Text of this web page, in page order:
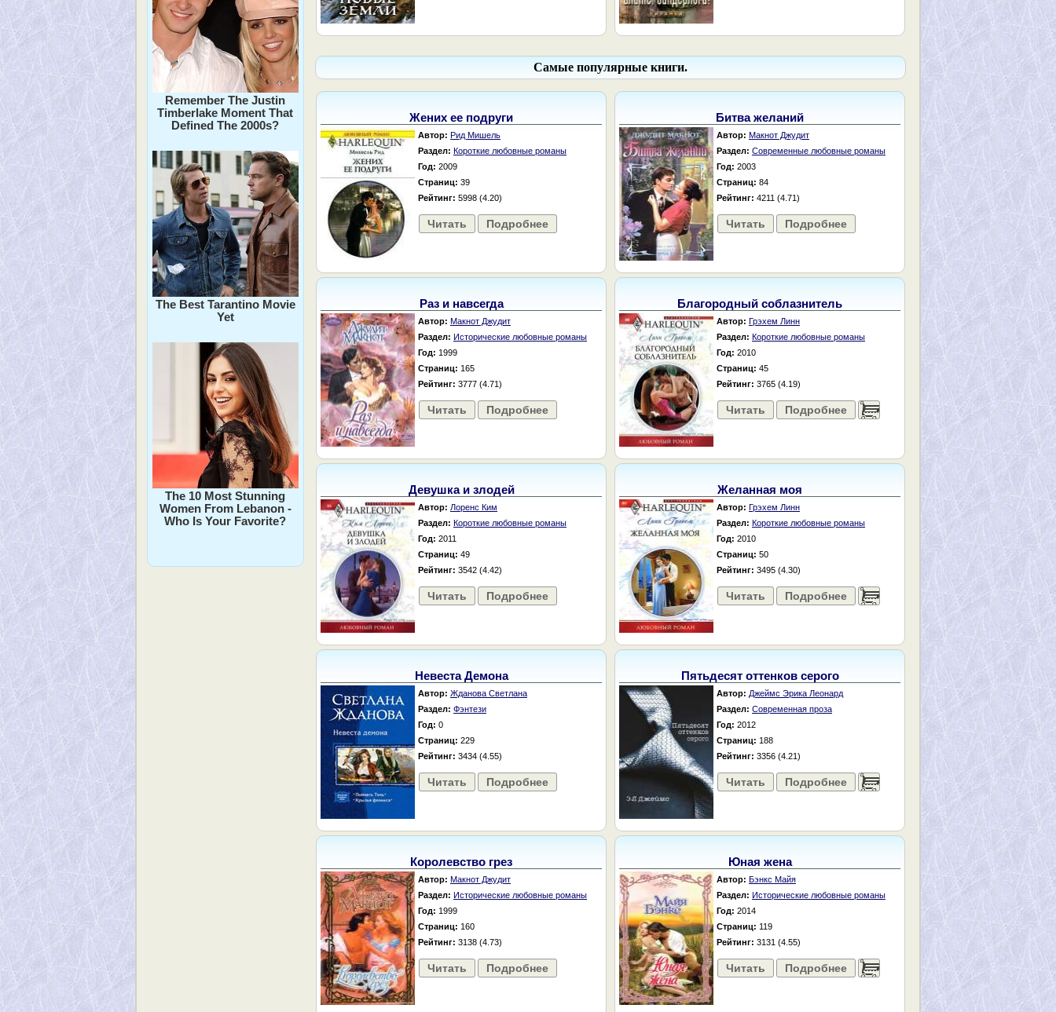
Remember The Justin
Timberlake Moment That
Defined The 2000s?
The Best Tarantino Movie
Yet
The 10 Most Stunning
Women From Lebanon -
Who Is Your Favorite?
Самые популярные книги.
Жених ее подруги
Автор: Рид Мишель
Раздел: Короткие любовные романы
Год: 2009
Страниц: 39
Рейтинг: 5998 (4.20)
Читать Подробнее
Битва желаний
Автор: Макнот Джудит
Раздел: Современные любовные романы
Год: 2003
Страниц: 84
Рейтинг: 4211 (4.71)
Читать Подробнее
Раз и навсегда
Автор: Макнот Джудит
Раздел: Исторические любовные романы
Год: 1999
Страниц: 165
Рейтинг: 3777 (4.71)
Читать Подробнее
Благородный соблазнитель
Автор: Грэхем Линн
Раздел: Короткие любовные романы
Год: 2010
Страниц: 45
Рейтинг: 3765 (4.19)
Читать Подробнее ......
Девушка и злодей
Автор: Лоренс Ким
Раздел: Короткие любовные романы
Год: 2011
Страниц: 49
Рейтинг: 3542 (4.42)
Читать Подробнее
Желанная моя
Автор: Грэхем Линн
Раздел: Короткие любовные романы
Год: 2010
Страниц: 50
Рейтинг: 3495 (4.30)
Читать Подробнее ......
Невеста Демона
Автор: Жданова Светлана
Раздел: Фэнтези
Год: 0
Страниц: 229
Рейтинг: 3434 (4.55)
Читать Подробнее
Пятьдесят оттенков серого
Автор: Джеймс Эрика Леонард
Раздел: Современная проза
Год: 2012
Страниц: 188
Рейтинг: 3356 (4.21)
Читать Подробнее ......
Королевство грез
Автор: Макнот Джудит
Раздел: Исторические любовные романы
Год: 1999
Страниц: 160
Рейтинг: 3138 (4.73)
Читать Подробнее
Юная жена
Автор: Бэнкс Майя
Раздел: Исторические любовные романы
Год: 2014
Страниц: 119
Рейтинг: 3131 (4.55)
Читать Подробнее ......